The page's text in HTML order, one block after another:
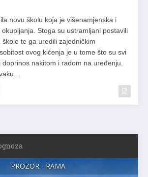
novu školu koja je višenamjenska i
Stoga su ustramljani postavili
te ga uredili zajedničkim
ovog kićenja je u tome što su svi
doprinos nakitom i radom na uređenju.
PROZOR - RAMA